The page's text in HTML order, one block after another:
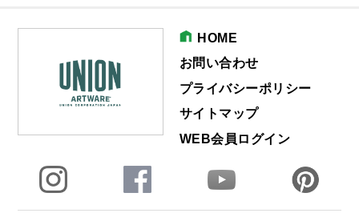
HOME
お問い合わせ
プライバシーポリシー
サイトマップ
WEB会員ログイン